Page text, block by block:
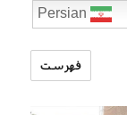
تارنمای
فهرست